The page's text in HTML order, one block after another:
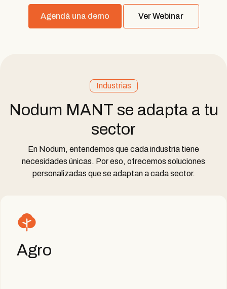
Agendá una demo Ver Webinar
Industrias
Nodum MANT se adapta a tu
sector
En Nodum, entendemos que cada industria tiene
necesidades únicas. Por eso, ofrecemos soluciones
personalizadas que se adaptan a cada sector.
Agro